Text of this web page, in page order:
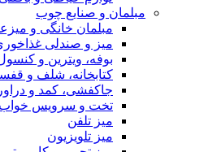
مبلمان و صنایع چوب
مبلمان خانگی و
میز و صندلی
بوفه، ویترین و
کتابخانه، شلف و
جاکفشی، کمد و دراور
تخت و سرویس خواب
میز تلفن
میز تلویزیون